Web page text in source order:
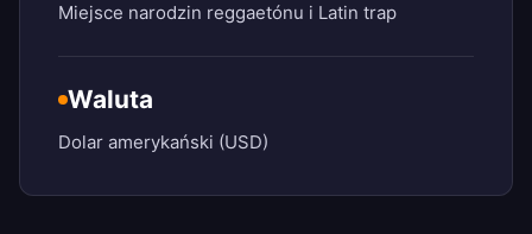
Miejsce narodzin reggaetónu i Latin trap
Waluta
Dolar amerykański (USD)